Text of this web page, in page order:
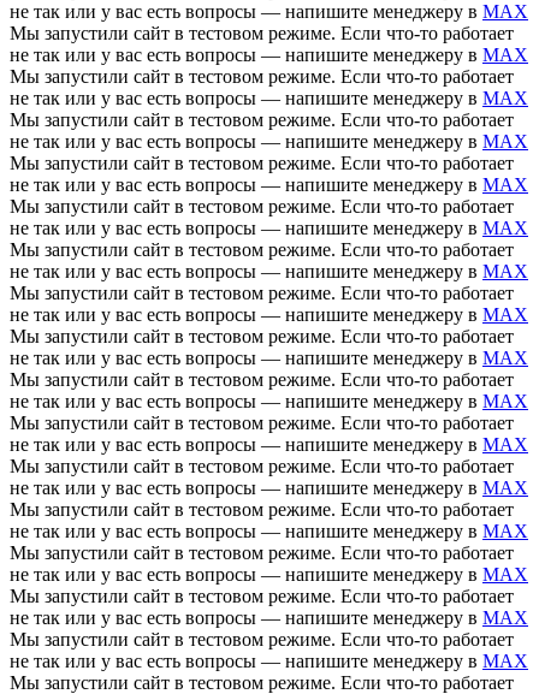
не так или у вас есть вопросы — напишите менеджеру в MAX
Мы запустили сайт в тестовом режиме. Если что-то работает
не так или у вас есть вопросы — напишите менеджеру в MAX
Мы запустили сайт в тестовом режиме. Если что-то работает
не так или у вас есть вопросы — напишите менеджеру в MAX
Мы запустили сайт в тестовом режиме. Если что-то работает
не так или у вас есть вопросы — напишите менеджеру в MAX
Мы запустили сайт в тестовом режиме. Если что-то работает
не так или у вас есть вопросы — напишите менеджеру в MAX
Мы запустили сайт в тестовом режиме. Если что-то работает
не так или у вас есть вопросы — напишите менеджеру в MAX
Мы запустили сайт в тестовом режиме. Если что-то работает
не так или у вас есть вопросы — напишите менеджеру в MAX
Мы запустили сайт в тестовом режиме. Если что-то работает
не так или у вас есть вопросы — напишите менеджеру в MAX
Мы запустили сайт в тестовом режиме. Если что-то работает
не так или у вас есть вопросы — напишите менеджеру в MAX
Мы запустили сайт в тестовом режиме. Если что-то работает
не так или у вас есть вопросы — напишите менеджеру в MAX
Мы запустили сайт в тестовом режиме. Если что-то работает
не так или у вас есть вопросы — напишите менеджеру в MAX
Мы запустили сайт в тестовом режиме. Если что-то работает
не так или у вас есть вопросы — напишите менеджеру в MAX
Мы запустили сайт в тестовом режиме. Если что-то работает
не так или у вас есть вопросы — напишите менеджеру в MAX
Мы запустили сайт в тестовом режиме. Если что-то работает
не так или у вас есть вопросы — напишите менеджеру в MAX
Мы запустили сайт в тестовом режиме. Если что-то работает
не так или у вас есть вопросы — напишите менеджеру в MAX
Мы запустили сайт в тестовом режиме. Если что-то работает
не так или у вас есть вопросы — напишите менеджеру в MAX
Мы запустили сайт в тестовом режиме. Если что-то работает